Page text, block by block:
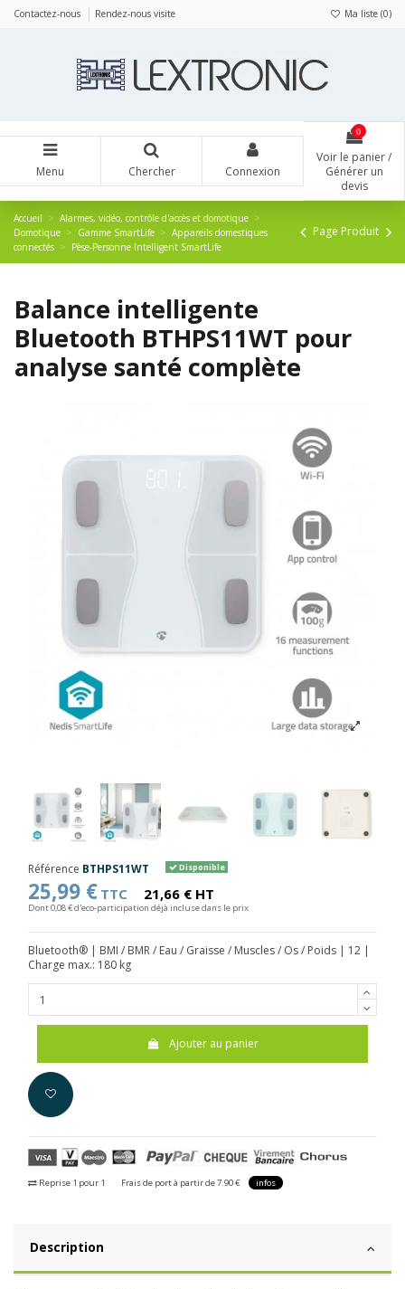
Contactez-nous Rendez-nous visite Ma liste (0)
Menu Chercher Connexion
0
Voir le panier /
Générer un
devis
Accueil
Alarmes, vidéo, contrôle d'accès et domotique
Domotique
Gamme SmartLife
Appareils domestiques
connectés
Pèse-Personne Intelligent SmartLife
Page Produit
Balance intelligente
Bluetooth BTHPS11WT pour
analyse santé complète
Référence BTHPS11WT Disponible
25,99 € TTC 21,66 € HT
Dont 0,08 € d'eco-participation déjà incluse dans le prix
Bluetooth® | BMI / BMR / Eau / Graisse / Muscles / Os / Poids | 12 |
Charge max.: 180 kg
Ajouter au panier
Reprise 1 pour 1 Frais de port à partir de 7.90 € infos
Description
Panneau de gestion des cookies